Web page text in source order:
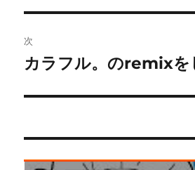
ビ
ゲ
ー
シ
ン
稿:
次
次
投
カラフル。のremixを